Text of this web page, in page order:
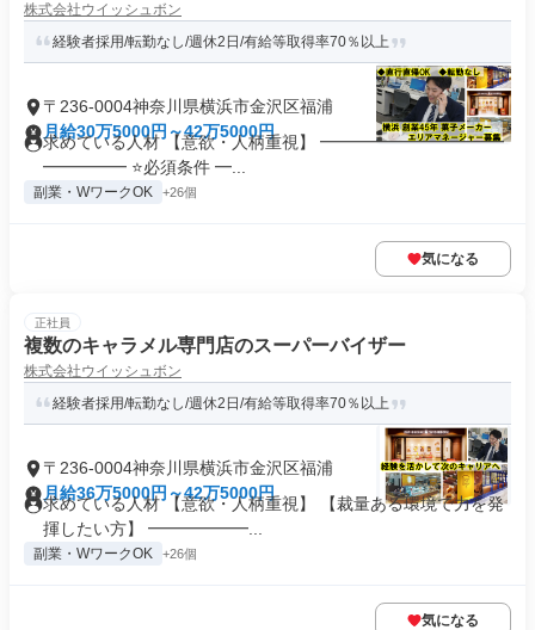
株式会社ウイッシュボン
経験者採用/転勤なし/週休2日/有給等取得率70％以上
〒236-0004神奈川県横浜市金沢区福浦
月給30万5000円～42万5000円
求めている人材 【意欲・人柄重視】 ━━━━━━━━━━━
━━━━━ ⭐必須条件 ━...
副業・WワークOK +26個
気になる
正社員
複数のキャラメル専門店のスーパーバイザー
株式会社ウイッシュボン
経験者採用/転勤なし/週休2日/有給等取得率70％以上
〒236-0004神奈川県横浜市金沢区福浦
月給36万5000円～42万5000円
求めている人材 【意欲・人柄重視】 【裁量ある環境で力を発
揮したい方】 ━━━━━━...
副業・WワークOK +26個
気になる